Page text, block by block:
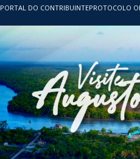
PORTAL DO CONTRIBUINTEPROTOCOLO